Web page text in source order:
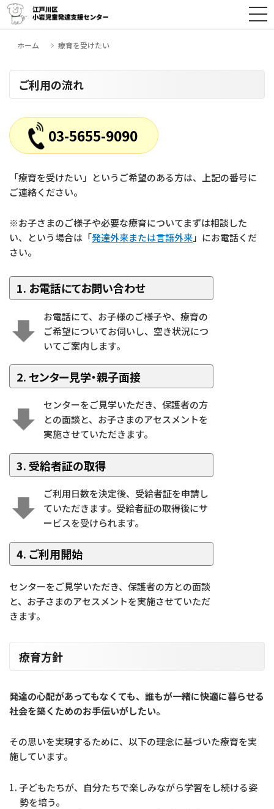
ホーム 療育を受けたい
ご利用の流れ
03-5655-9090
「療育を受けたい」というご希望のある方は、上記の番号に
ご連絡ください。
※お子さまのご様子や必要な療育についてまずは相談した
い、という場合は「発達外来または言語外来」にお電話くだ
さい。
1. お電話にてお問い合わせ
お電話にて、お子様のご様子や、療育の
ご希望についてお伺いし、空き状況につ
いてご案内します。
2. センター見学・親子面接
センターをご見学いただき、保護者の方
との面談と、お子さまのアセスメントを
実施させていただきます。
3. 受給者証の取得
ご利用日数を決定後、受給者証を申請し
ていただきます。受給者証の取得後にサ
ービスを受けられます。
4. ご利用開始
センターをご見学いただき、保護者の方との面談
と、お子さまのアセスメントを実施させていただ
きます。
療育方針
発達の心配があってもなくても、誰もが一緒に快適に暮らせる
社会を築くためのお手伝いがしたい。
その思いを実現するために、以下の理念に基づいた療育を実
施しています。
子どもたちが、自分たちで楽しみながら学習をし続ける姿
勢を培う。